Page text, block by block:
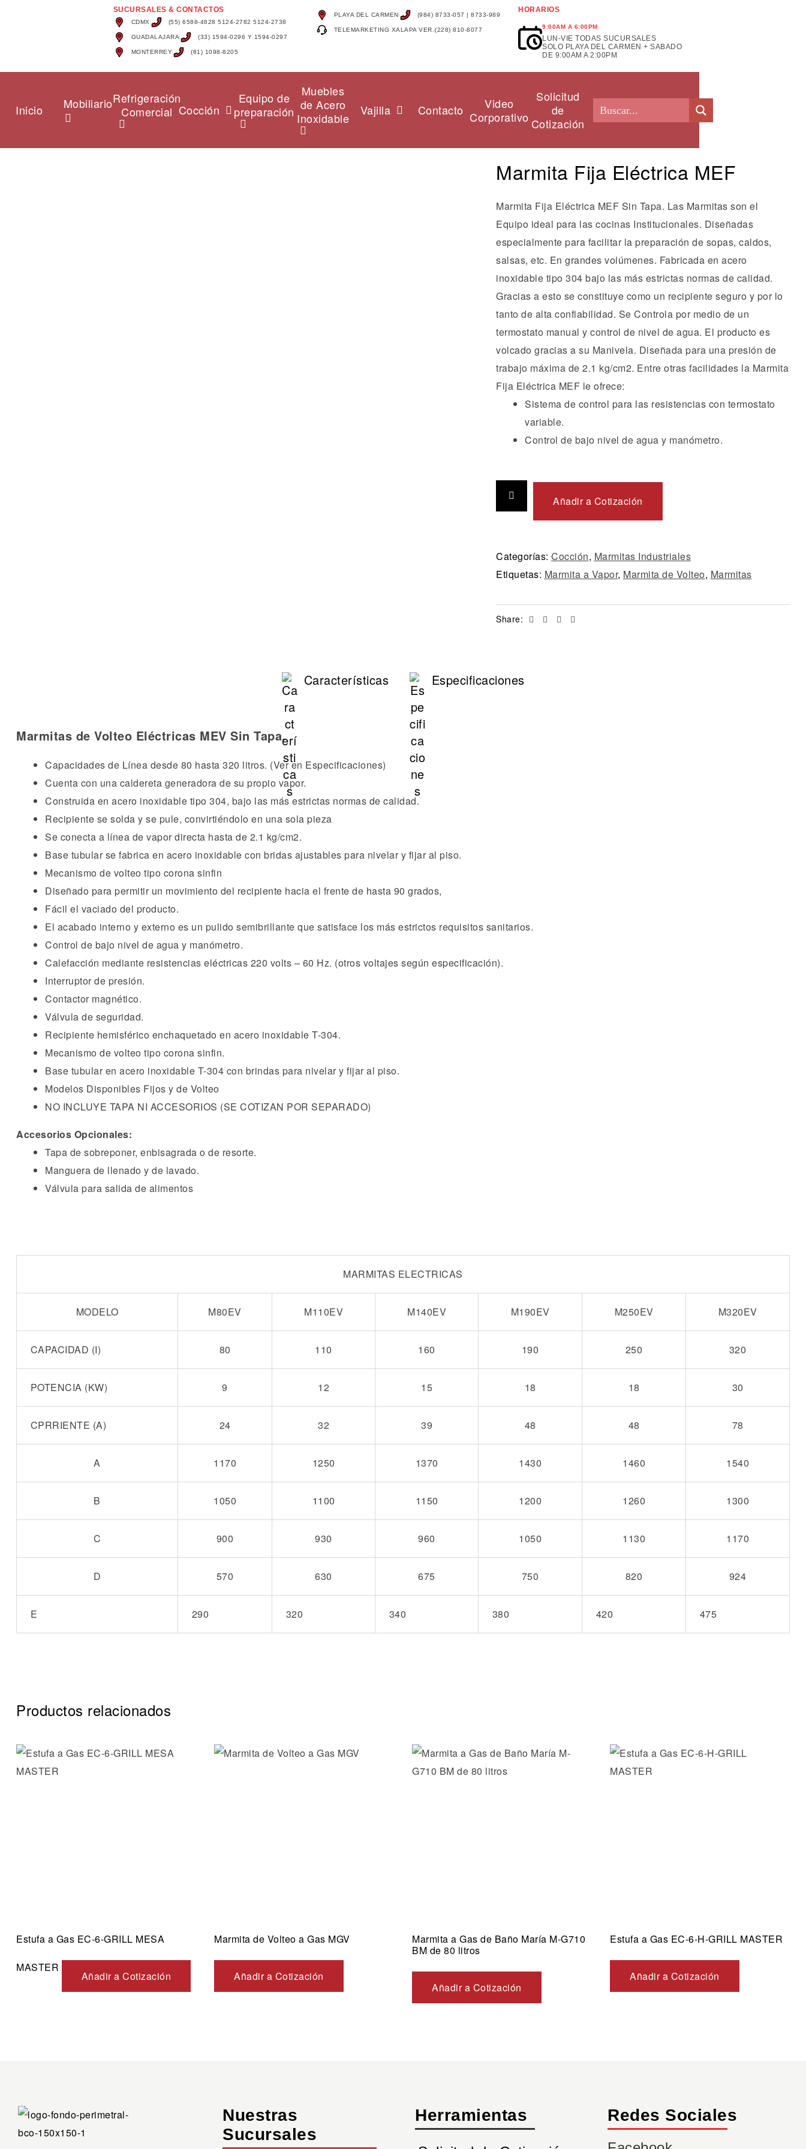
SUCURSALES & CONTACTOS
CDMX (55) 6588-4828 5124-2782 5124-2738
GUADALAJARA (33) 1594-0296 Y 1594-0297
MONTERREY (81) 1098-8205
PLAYA DEL CARMEN (984) 8733-057 | 8733-989
TELEMARKETING XALAPA VER. (228) 810-8077
HORARIOS
9:00AM A 6:00PM
LUN-VIE TODAS SUCURSALES
SOLO PLAYA DEL CARMEN + SABADO
DE 9:00AM A 2:00PM
Inicio MobiliarioRefrigeración
Comercial Cocción
Equipo de
preparación
Muebles
de Acero
Inoxidable
Vajilla Contacto
Video
Corporativo
Solicitud
de
Cotización
Marmita Fija Eléctrica MEF
Marmita Fija Eléctrica MEF Sin Tapa. Las Marmitas son el
Equipo ideal para las cocinas Institucionales. Diseñadas
especialmente para facilitar la preparación de sopas, caldos,
salsas, etc. En grandes volúmenes. Fabricada en acero
inoxidable tipo 304 bajo las más estrictas normas de calidad.
Gracias a esto se constituye como un recipiente seguro y por lo
tanto de alta confiabilidad. Se Controla por medio de un
termostato manual y control de nivel de agua. El producto es
volcado gracias a su Manivela. Diseñada para una presión de
trabajo máxima de 2.1 kg/cm2. Entre otras facilidades la Marmita
Fija Eléctrica MEF le ofrece:
Sistema de control para las resistencias con termostato
variable.
Control de bajo nivel de agua y manómetro.
Añadir a Cotización
Categorías: Cocción, Marmitas Industriales
Etiquetas: Marmita a Vapor, Marmita de Volteo, Marmitas
Share: Facebook
TwitterLinkedin
Características Especificaciones
Marmitas de Volteo Eléctricas MEV Sin Tapa.
Capacidades de Línea desde 80 hasta 320 litros. (Ver en Especificaciones)
Cuenta con una caldereta generadora de su propio vapor.
Construida en acero inoxidable tipo 304, bajo las más estrictas normas de calidad.
Recipiente se solda y se pule, convirtiéndolo en una sola pieza
Se conecta a línea de vapor directa hasta de 2.1 kg/cm2.
Base tubular se fabrica en acero inoxidable con bridas ajustables para nivelar y fijar al piso.
Mecanismo de volteo tipo corona sinfin
Diseñado para permitir un movimiento del recipiente hacia el frente de hasta 90 grados,
Fácil el vaciado del producto.
El acabado interno y externo es un pulido semibrillante que satisface los más estrictos requisitos sanitarios.
Control de bajo nivel de agua y manómetro.
Calefacción mediante resistencias eléctricas 220 volts – 60 Hz. (otros voltajes según especificación).
Interruptor de presión.
Contactor magnético.
Válvula de seguridad.
Recipiente hemisférico enchaquetado en acero inoxidable T-304.
Mecanismo de volteo tipo corona sinfin.
Base tubular en acero inoxidable T-304 con brindas para nivelar y fijar al piso.
Modelos Disponibles Fijos y de Volteo
NO INCLUYE TAPA NI ACCESORIOS (SE COTIZAN POR SEPARADO)
Accesorios Opcionales:
Tapa de sobreponer, enbisagrada o de resorte.
Manguera de llenado y de lavado.
Válvula para salida de alimentos
MARMITAS ELECTRICAS
MODELO M80EV M110EV M140EV M190EV M250EV M320EV
CAPACIDAD (I) 80 110 160 190 250 320
POTENCIA (KW) 9 12 15 18 18 30
CPRRIENTE (A) 24 32 39 48 48 78
A 1170 1250 1370 1430 1460 1540
B 1050 1100 1150 1200 1260 1300
C 900 930 960 1050 1130 1170
D 570 630 675 750 820 924
E 290 320 340 380 420 475
Productos relacionados
Estufa a Gas EC-6-GRILL MESA
MASTER
Añadir a Cotización
Marmita de Volteo a Gas MGV
Añadir a Cotización
Marmita a Gas de Baño María M-G710
BM de 80 litros
Añadir a Cotización
Estufa a Gas EC-6-H-GRILL MASTER
Añadir a Cotización
Nuestras
Sucursales
Herramientas Redes Sociales